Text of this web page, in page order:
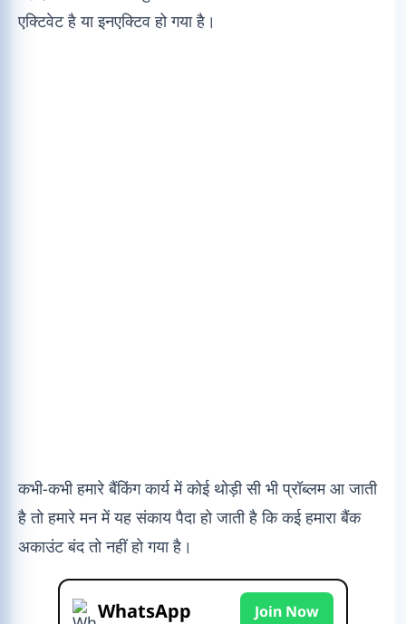
एक्टिवेट है या इनएक्टिव हो गया है।
कभी-कभी हमारे बैंकिंग कार्य में कोई थोड़ी सी भी प्रॉब्लम आ जाती
है तो हमारे मन में यह संकाय पैदा हो जाती है कि कई हमारा बैंक
अकाउंट बंद तो नहीं हो गया है।
WhatsApp Join Now